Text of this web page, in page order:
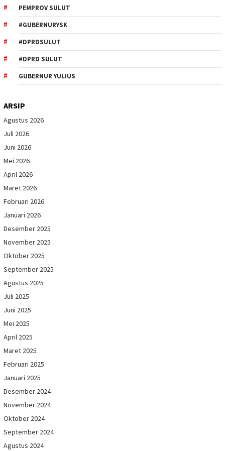
PEMPROV SULUT
#GUBERNURYSK
#DPRDSULUT
#DPRD SULUT
GUBERNUR YULIUS
ARSIP
Agustus 2026
Juli 2026
Juni 2026
Mei 2026
April 2026
Maret 2026
Februari 2026
Januari 2026
Desember 2025
November 2025
Oktober 2025
September 2025
Agustus 2025
Juli 2025
Juni 2025
Mei 2025
April 2025
Maret 2025
Februari 2025
Januari 2025
Desember 2024
November 2024
Oktober 2024
September 2024
Agustus 2024